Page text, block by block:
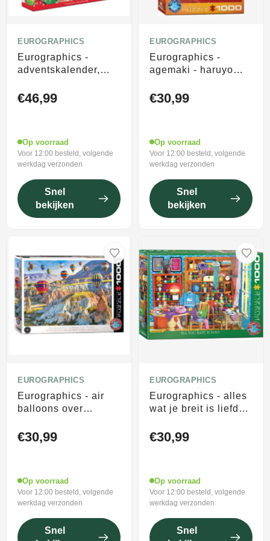
EUROGRAPHICS
Eurographics -
adventskalender,
christmas delights] -
24×50 stukjes
€46,99
Op voorraad
Voor 12:00 besteld, volgende
werkdag verzonden
Snel
bekijken
EUROGRAPHICS
Eurographics -
agemaki - haruyo
48×68cm (b×h) -
legpuzzel
€30,99
Op voorraad
Voor 12:00 besteld, volgende
werkdag verzonden
Snel
bekijken
EUROGRAPHICS
Eurographics - air
balloons over
stukjes 68×48cm
(b×h) - legpuzzel
€30,99
Op voorraad
Voor 12:00 besteld, volgende
werkdag verzonden
Snel
EUROGRAPHICS
Eurographics - alles
wat je breit is liefde
paul normand - 1000
stukjes - legpuzzel
€30,99
Op voorraad
Voor 12:00 besteld, volgende
werkdag verzonden
Snel